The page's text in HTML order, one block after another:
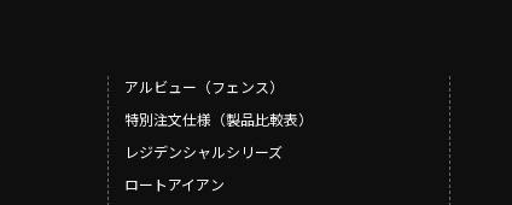
アルビュー（フェンス）
特別注文仕様（製品比較表）
レジデンシャルシリーズ
ロートアイアン